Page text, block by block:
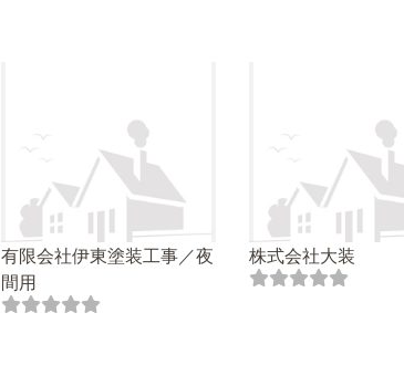
有限会社伊東塗装工事／夜
間用
株式会社大装